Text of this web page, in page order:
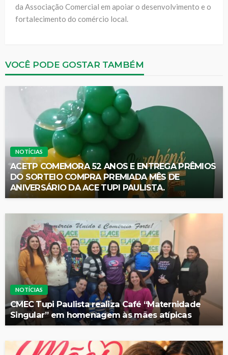
da Associação Comercial em apoiar o desenvolvimento e o
fortalecimento do comércio local.
VOCÊ PODE GOSTAR TAMBÉM
NOTÍCIAS
ACETP COMEMORA 52 ANOS E ENTREGA PRÊMIOS
DO SORTEIO COMPRA PREMIADA MÊS DE
ANIVERSÁRIO DA ACE TUPI PAULISTA.
NOTÍCIAS
CMEC Tupi Paulista realiza Café “Maternidade
Singular” em homenagem às mães atípicas